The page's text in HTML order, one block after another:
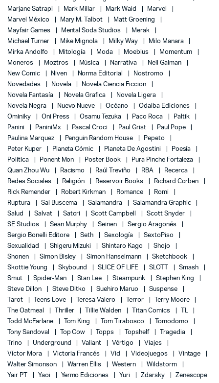
Marjane Satrapi
Mark Millar Mark Waid
Marvel
Marvel México
Mary M. Talbot
Matt Groening
Mayfair Games
Mental Soda Studios
Merak
Michael Turner
Mike Mignola Milky Way
Milo Manara
Mirka Andolfo
Mitología Moda Moebius
Momentum
Moneros
Moztros Música Narrativa
Neil Gaiman
New Comic
Niven Norma Editorial
Nostromo
Novedades
Novela
Novela Ciencia Ficcion
Novela Fantasía
Novela Grafica
Novela Ligera
Novela Negra
Nuevo Nueve Océano
Odaiba Ediciones
Ominiky
Oni Press Osamu Tezuka Paco Roca
Paltik
Panini
PaniniMx Pascal Croci Paul Grist
Paul Pope
Paulina Marquez
Penguin Random House
Pepeto
Peter Kuper
Planeta Cómic Planeta De Agostini
Poesía
Política
Ponent Mon Poster Book
Pura Pinche Fortaleza
Quan Zhou Wu
Racismo Raúl Treviño RBA
Recerca
Redes Sociales
Religión Reservoir Books
Richard Corben
Rick Remender
Robert Kirkman Romance
Romi
Ruptura
Sal Buscema Salamandra
Salamandra Graphic
Salud
Salvat Satori Scott Campbell
Scott Snyder
SE Studios
Sean Murphy Seinen
Sergio Aragonés
Sergio Bonelli Editore
Seth Sexología
SextoPiso
Sexualidad
Shigeru Mizuki Shintaro Kago
Shojo
Shonen
Simon Bisley Simon Hanselmann
Sketchbook
Skottie Young
Skybound SLICE OF LIFE SLOTT
Smash
Smut
Spider-Man Stan Lee Steampunk
Stephen King
Steve Dillon
Steve Ditko Suehiro Maruo
Suspense
Tarot
Teens Love Teresa Valero Terror
Terry Moore
The Oatmeal
Thriller Tillie Walden Titan Comics
TL
Todd McFarlane
Tom King Tom Tirabosco
Tomodomo
Tony Sandoval
Top Cow Topps Topshelf
Tragedia
Trino
Underground Valiant Vértigo
Viajes
Víctor Mora
Victoria Francés Vid Videojuegos
Vintage
Walter Simonson
Warren Ellis Western
Wildstorm
Yair PT
Yaoi Yermo Ediciones Yuri Zdarsky Zenescope